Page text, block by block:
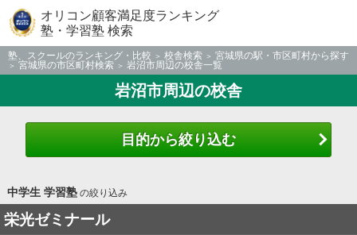
オリコン顧客満足度ランキング
塾・学習塾 検索
塾、スクールのランキング・比較 校舎検索
宮城県の駅・市区町村から探す
宮城県の市区町村検索
岩沼市周辺の校舎一覧
岩沼市周辺の校舎
目的から絞り込む
中学生 学習塾の絞り込み
栄光ゼミナール